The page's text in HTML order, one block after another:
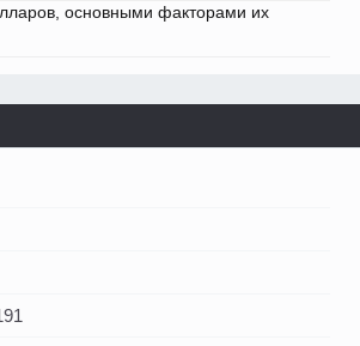
основными факторами их